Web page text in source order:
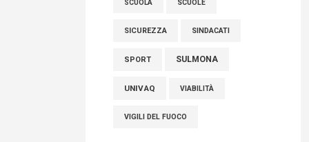
SCUOLA SCUOLE
SICUREZZA SINDACATI
SPORT SULMONA
UNIVAQ VIABILITÀ
VIGILI DEL FUOCO